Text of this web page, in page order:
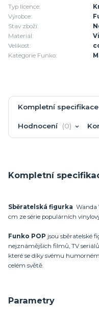
Typ licence:
Výrobce:
Stav zboží:
Materiál:
Velikost:
Kategorie Funko:
Kompletní specifikace
Hodnocení 0
Kompletní
Sběratelská figurka Wanda
cm ze série populárních
Funko POP jsou sběratelské
nejznámějších filmů, TV
které se díky svému
celém světě.
Parametry